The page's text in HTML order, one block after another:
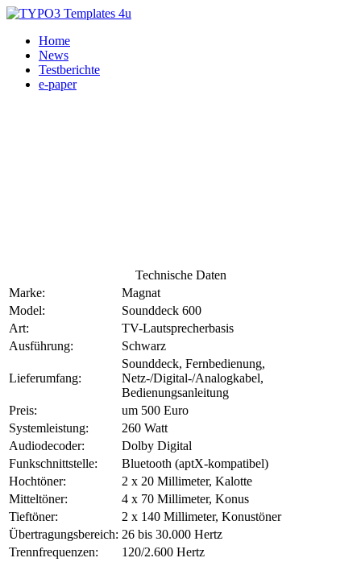
Home
News
Testberichte
e-paper
Technische Daten
Marke:
Magnat
Model:
Sounddeck 600
Art:
TV-Lautsprecherbasis
Ausführung:
Schwarz
Lieferumfang:
Sounddeck, Fernbedienung,
Netz-/Digital-/Analogkabel,
Bedienungsanleitung
Preis:
um 500 Euro
Systemleistung:
260 Watt
Audiodecoder:
Dolby Digital
Funkschnittstelle:
Bluetooth (aptX-kompatibel)
Hochtöner:
2 x 20 Millimeter, Kalotte
Mitteltöner:
4 x 70 Millimeter, Konus
Tieftöner:
2 x 140 Millimeter, Konustöner
Übertragungsbereich: 26 bis 30.000 Hertz
Trennfrequenzen:
120/2.600 Hertz